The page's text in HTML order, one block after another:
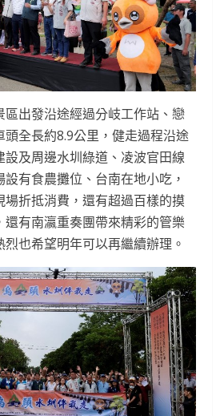
區出發沿途經過分岐工作站、戀
頭全長約8.9公里，健走過程沿途
及周邊水圳綠道、凌波官田線
有食農攤位、台南在地小吃，
場折抵消費，還有超過百樣的摸
有南瀛重奏團帶來精彩的管樂
也希望明年可以再繼續辦理。